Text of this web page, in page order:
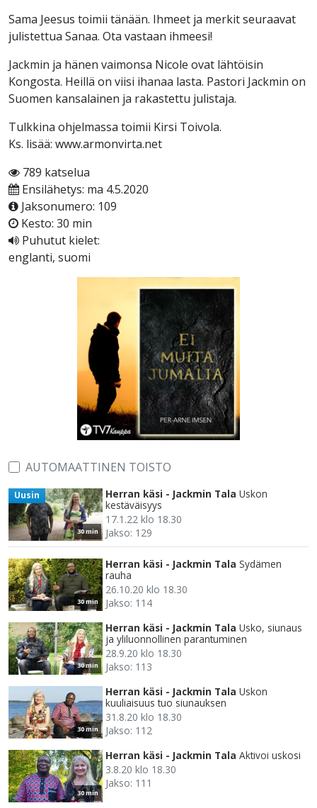
Sama Jeesus toimii tänään. Ihmeet ja merkit seuraavat
julistettua Sanaa. Ota vastaan ihmeesi!
Jackmin ja hänen vaimonsa Nicole ovat lähtöisin
Kongosta. Heillä on viisi ihanaa lasta. Pastori Jackmin on
Suomen kansalainen ja rakastettu julistaja.
Tulkkina ohjelmassa toimii Kirsi Toivola.
Ks. lisää: www.armonvirta.net
789 katselua
Ensilähetys: ma 4.5.2020
Jaksonumero: 109
Kesto: 30 min
Puhutut kielet:
englanti, suomi
AUTOMAATTINEN TOISTO
30 min
Uusin Herran käsi - Jackmin Tala Uskon
kestäväisyys
17.1.22 klo 18.30
Jakso: 129
30 min
Herran käsi - Jackmin Tala Sydämen
rauha
26.10.20 klo 18.30
Jakso: 114
30 min
Herran käsi - Jackmin Tala Usko, siunaus
ja yliluonnollinen parantuminen
28.9.20 klo 18.30
Jakso: 113
30 min
Herran käsi - Jackmin Tala Uskon
kuuliaisuus tuo siunauksen
31.8.20 klo 18.30
Jakso: 112
30 min
Herran käsi - Jackmin Tala Aktivoi uskosi
3.8.20 klo 18.30
Jakso: 111